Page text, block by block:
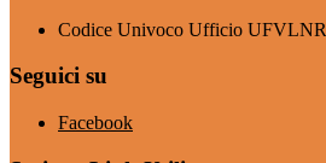
Codice Univoco Ufficio UFVLNR
Seguici su
Facebook